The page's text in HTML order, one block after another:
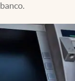
banco.